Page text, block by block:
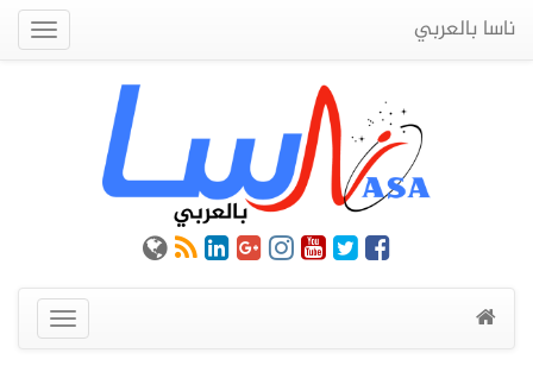
ناسا بالعربي
عرض
القائمة